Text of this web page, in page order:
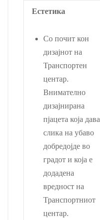
Естетика
Со почит кон
дизајнот на
Транспортен
центар.
Внимателно
дизајнирана
пјацета која дава
слика на убаво
добредојде во
градот и која е
додадена
вредност на
Транспортниот
центар.